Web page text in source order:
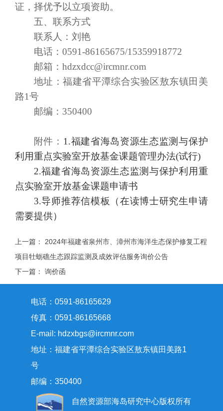
证，择优予以立项资助。
五、联系方式
联系人：刘艳
电话： 0591-86165675/15359918772
邮箱： hdzxdcc@ircmnr.com
地址：福建省平潭综合实验区敖东镇田美
路1号
邮编： 350400
附件： 1.福建省海岛资源生态监测与保护
利用重点实验室开放基金课题管理办法(试行)
2.福建省海岛资源生态监测与保护利用重
点实验室开放基金课题申请书
3.导师推荐信模板（在读博士研究生申请
需要提供）
上一篇： 2024年福建省泉州市、漳州市海洋生态保护修复工程
项目牡蛎礁生态跟踪监测及成效评估服务询价公告
下一篇：询价函
电话：0591-86165629
传真：0591-86165668
E-mail: hdzxbgs@ircmnr.com
地址：福建省平潭综合实验区敖东镇田美路1
号
邮编：350400
自然资源部海岛研究中心版权所有